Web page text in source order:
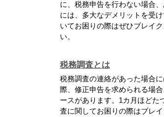
に、税務申告を行わない場合
には、多大なデメリットを受
いてお困りの際はぜひブレイ
い。
税務調査とは
税務調査の連絡があった場合
際、修正申告を求められる場
ースがあります。1カ月ほどた
査に関してお困りの際はブレ